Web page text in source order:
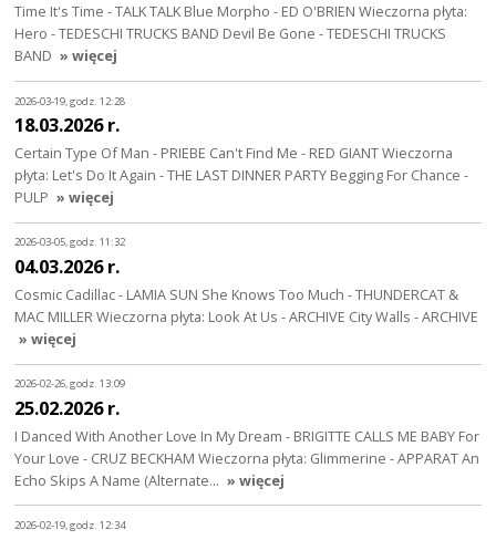
Time It's Time - TALK TALK Blue Morpho - ED O'BRIEN Wieczorna płyta:
Hero - TEDESCHI TRUCKS BAND Devil Be Gone - TEDESCHI TRUCKS
BAND » więcej
2026-03-19, godz. 12:28
18.03.2026 r.
Certain Type Of Man - PRIEBE Can't Find Me - RED GIANT Wieczorna
płyta: Let's Do It Again - THE LAST DINNER PARTY Begging For Chance -
PULP » więcej
2026-03-05, godz. 11:32
04.03.2026 r.
Cosmic Cadillac - LAMIA SUN She Knows Too Much - THUNDERCAT &
MAC MILLER Wieczorna płyta: Look At Us - ARCHIVE City Walls - ARCHIVE
» więcej
2026-02-26, godz. 13:09
25.02.2026 r.
I Danced With Another Love In My Dream - BRIGITTE CALLS ME BABY For
Your Love - CRUZ BECKHAM Wieczorna płyta: Glimmerine - APPARAT An
Echo Skips A Name (Alternate… » więcej
2026-02-19, godz. 12:34